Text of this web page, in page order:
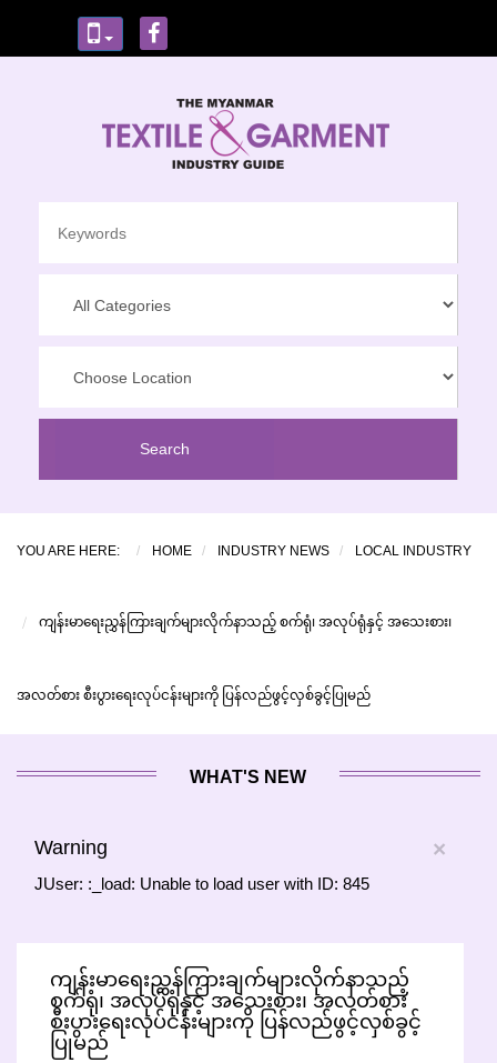
YOU ARE HERE: HOME INDUSTRY NEWS LOCAL INDUSTRY
ကျန်းမာရေးညွှန်ကြားချက်များလိုက်နာသည့် စက်ရုံ၊ အလုပ်ရုံနှင့် အသေးစား၊
အလတ်စား စီးပွားရေးလုပ်ငန်းများကို ပြန်လည်ဖွင့်လှစ်ခွင့်ပြုမည်
WHAT'S NEW
×
Warning
JUser: :_load: Unable to load user with ID: 845
ကျန်းမာရေးညွှန်ကြားချက်များလိုက်နာသည့်
စက်ရုံ၊ အလုပ်ရုံနှင့် အသေးစား၊ အလတ်စား
စီးပွားရေးလုပ်ငန်းများကို ပြန်လည်ဖွင့်လှစ်ခွင့်
ပြုမည်